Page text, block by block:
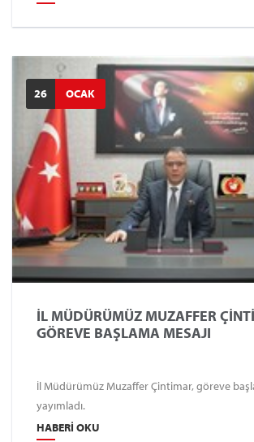
26 OCAK
İL MÜDÜRÜMÜZ MUZAFFER
GÖREVE BAŞLAMA MESAJI
İl Müdürümüz Muzaffer Çintimar, göreve
yayımladı.
HABERI OKU